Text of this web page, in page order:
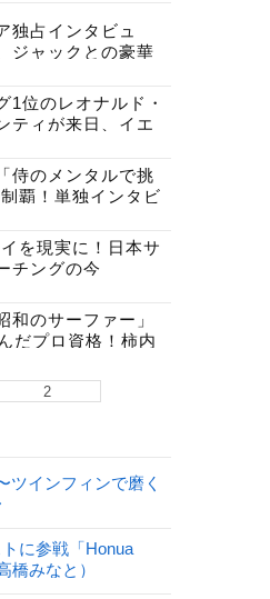
2
独占インタビュ
ジャックとの豪華
ッション
1位のレオナルド・
ティが来日、イエ
得直後の独占イン
侍のメンタルで挑
覇！単独インタビ
を現実に！日本サ
チングの今
和のサーファー」
だプロ資格！柿内
ツインフィンで磨く
に参戦「Honua
橋みなと）